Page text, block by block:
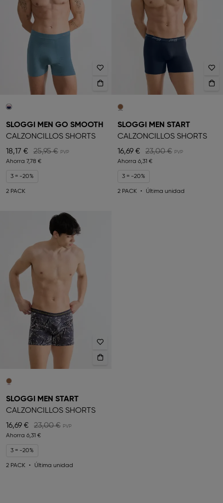
SLOGGI MEN GO SMOOTH
CALZONCILLOS SHORTS
18,17 €
25,95 €
Ahorra 7,78 €
3 = -20%
2 PACK
SLOGGI MEN START
CALZONCILLOS SHORTS
16,69 €
23,00 €
Ahorra 6,31 €
3 = -20%
2 PACK Última unidad
SLOGGI MEN START
CALZONCILLOS SHORTS
16,69 €
23,00 €
Ahorra 6,31 €
3 = -20%
2 PACK Última unidad